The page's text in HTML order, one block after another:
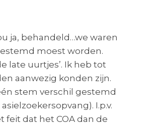
1
ja, behandeld…we waren
moest worden.
late uurtjes’. Ik heb tot
aanwezig konden zijn.
stem verschil gestemd
I.p.v.
feit dat het COA dan de